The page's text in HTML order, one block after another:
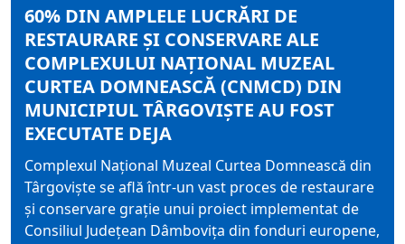
60% DIN AMPLELE LUCRĂRI DE
RESTAURARE ȘI CONSERVARE ALE
COMPLEXULUI NAȚIONAL MUZEAL
CURTEA DOMNEASCĂ (CNMCD) DIN
MUNICIPIUL TÂRGOVIȘTE AU FOST
EXECUTATE DEJA
Complexul Național Muzeal Curtea Domnească din
Târgoviște se află într-un vast proces de restaurare
și conservare grație unui proiect implementat de
Consiliul Județean Dâmbovița din fonduri europene,